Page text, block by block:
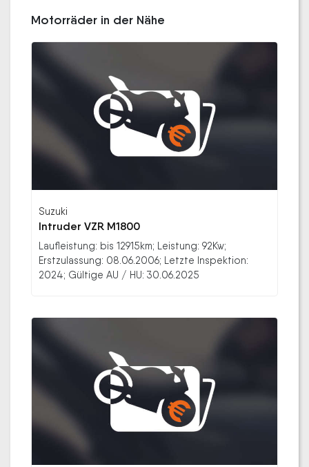
Motorräder in der Nähe
Suzuki
Intruder VZR M1800
Laufleistung: bis 12915km; Leistung: 92Kw;
Erstzulassung: 08.06.2006; Letzte Inspektion:
2024; Gültige AU / HU: 30.06.2025